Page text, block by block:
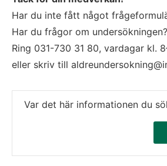
Har du inte fått något
Har du frågor om undersökningen?
Ring 031-730 31 80, vardagar kl.
eller skriv till
Var det här informationen du